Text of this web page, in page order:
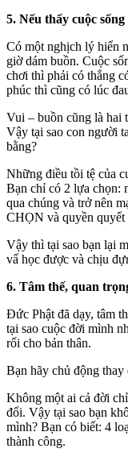
5. Nếu thấy cuộc
Có một nghịch lý hiển
giờ dám buồn. Cuộc
chơi thì phải có thắng
phúc thì cũng có lúc
Vui – buồn cũng là hai
Vậy tại sao con người
bằng?
Những điều tồi tệ của
Bạn chỉ có 2 lựa chọn:
qua chúng và trở nên
CHỌN và quyền quyết
Vậy thì tại sao bạn lại
vẩ học được và chịu
6. Tâm thế, quan
Đức Phật đã dạy, tâm
tại sao cuộc đời mình
rối cho bản thân.
Bạn hãy chủ động
Không một ai cả đời
đổi. Vậy tại sao bạn
mình? Bạn có biết: 4
thành công.